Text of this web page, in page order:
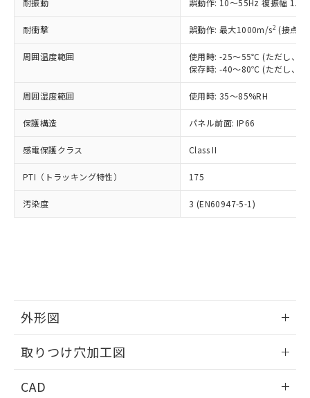
耐振動 誤動作: 10～55Hz 複振幅
耐衝撃 誤動作: 最大1000m/s2 (接点
周囲温度範囲
使用時: -25～55℃ (ただし、氷
保存時: -40～80℃ (ただし、氷
周囲湿度範囲 使用時: 35～85%RH
保護構造 パネル前面: IP66
感電保護クラス Class II
PTI（トラッキング特性） 175
汚染度 3 (EN60947-5-1)
外形図
取りつけ穴加工図
CAD
正式な納期状況および標準価格はお客
様のお取引先、またはお客様担当のオ
ムロン制御機器販売店・当社販売員に
オムロン制御機器販売店や当社販売拠
販売ネットワーク
」をご確認
在庫状況および標準価格結果を当社の
事前の承諾なく第三者に漏洩または開
示しないようお願いします。
マイパーツ機能（部品リスト作成サー
ビス）をご利用いただくには、I-Web
メンバーズにご登録されている必要が
お客様が当ウェブサイト上で当社にご
指します。
但し、RoHS指令で産業用監視および制御機器に対する
適用除外項目は除く。
フタル酸エステル類の４物質については閾値を超える意
図的な使用がないことを確認しています。
部品在庫の切り替え状況などにより、予定
月が前後することがあります。
※3 非含有証明書ダウンロード
51物質の非含有証明書（当社基準）
※本証明書は発行日時点で非含有を証明す
るもので、過去に遡って非含有を証明する
ものではありません。
また、RoHS指令のフタル酸エステル類４
DBP(フタル酸ジブチル) : 1000ppm、 DIBP(フタル酸ジ
イソブチル) : 1000ppm、 BBP(フタル酸ブチルベンジ
DEHP(フタル酸ビス(2-エチルヘキシル)) : 1000ppm
準値以下であることを示します。
「10」：通常の使用状況下において有害物
質が外部に漏えいし、環境に深刻な影響を
及ぼさない年数を意味します。
「－」：未確認です。当社販売部門へお問
全に破砕するなど、違法に輸出されな
いよう必要な手段を講じます。
当社は貴社製品を、核兵器、ミサイ
ル、化学兵器、生物兵器またはその他
武器並びにこれらの製造装置等に一切
当社は、貴社製品を第三者に販売する
場合は、上記1、2および3の内容を当
該第三者に通知します。また当社は、
販売先および販売に係わる関係者が違
法に輸出するおそれがある場合は、取
り引きをいたしません。
一定数には満たないが在庫あり
－
在庫なし(最新の在庫状況につ
いては、お客様のお取引先、ま
たはお客様担当のオムロン制御
機器販売店・当社販売員にご確
空
受注生産機種、また在庫状況の
情報を公開していない機種